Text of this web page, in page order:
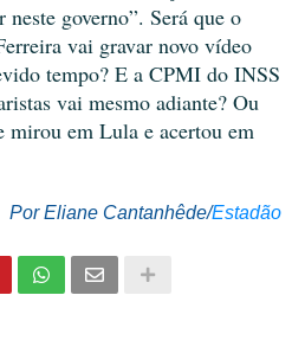
neste governo”. Será que o
vai gravar novo vídeo
tempo? E a CPMI do INSS
vai mesmo adiante? Ou
mirou em Lula e acertou em
Por Eliane Cantanhêde/Estadão